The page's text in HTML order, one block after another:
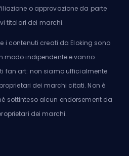
o approvazione da parte
titolari dei marchi.
e i contenuti creati da Eloking sono
modo indipendente e vanno
fan art: non siamo ufficialmente
dei marchi citati. Non è
sottinteso alcun endorsement da
dei marchi.